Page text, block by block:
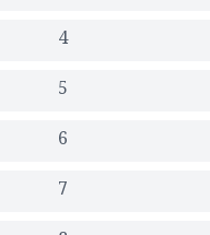
4
5
6
7